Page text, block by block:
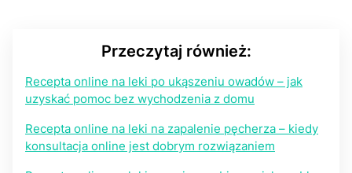
Przeczytaj również:
Recepta online na leki po ukąszeniu owadów – jak
uzyskać pomoc bez wychodzenia z domu
Recepta online na leki na zapalenie pęcherza – kiedy
konsultacja online jest dobrym rozwiązaniem